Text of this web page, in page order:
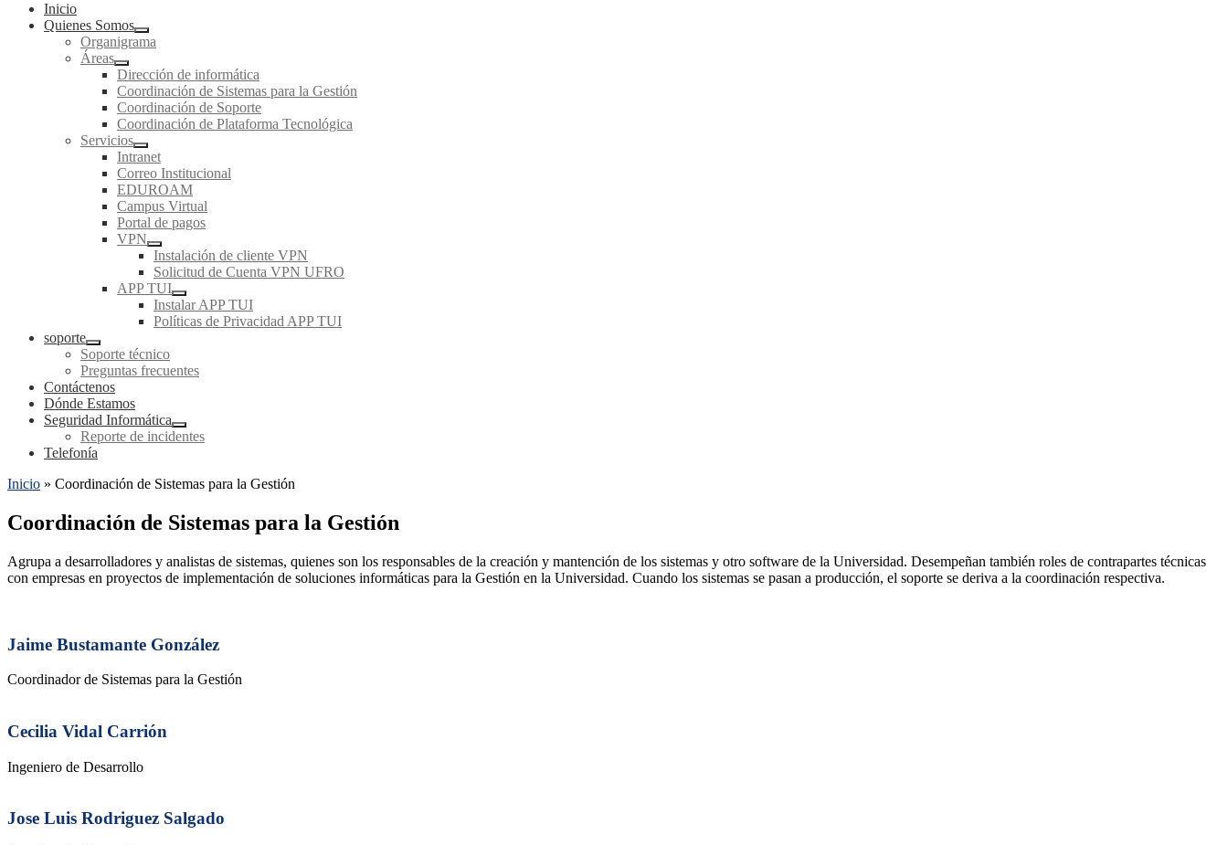
Inicio
Quienes Somos
Organigrama
Áreas
Dirección de informática
Coordinación de Sistemas para la Gestión
Coordinación de Soporte
Coordinación de Plataforma Tecnológica
Servicios
Intranet
Correo Institucional
EDUROAM
Campus Virtual
Portal de pagos
VPN
Instalación de cliente VPN
Solicitud de Cuenta VPN UFRO
APP TUI
Instalar APP TUI
Políticas de Privacidad APP TUI
soporte
Soporte técnico
Preguntas frecuentes
Contáctenos
Dónde Estamos
Seguridad Informática
Reporte de incidentes
Telefonía
Inicio » Coordinación de Sistemas para la Gestión
Coordinación de Sistemas para la Gestión
Agrupa a desarrolladores y analistas de sistemas, quienes son los responsables de la creación y mantención de los sistemas y otro software de la Universidad. Desempeñan también roles de contrapartes técnicas
con empresas en proyectos de implementación de soluciones informáticas para la Gestión en la Universidad. Cuando los sistemas se pasan a producción, el soporte se deriva a la coordinación respectiva.
Jaime Bustamante González
Coordinador de Sistemas para la Gestión
Cecilia Vidal Carrión
Ingeniero de Desarrollo
Jose Luis Rodriguez Salgado